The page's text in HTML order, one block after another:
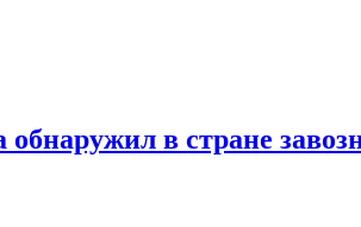
обнаружил в стране